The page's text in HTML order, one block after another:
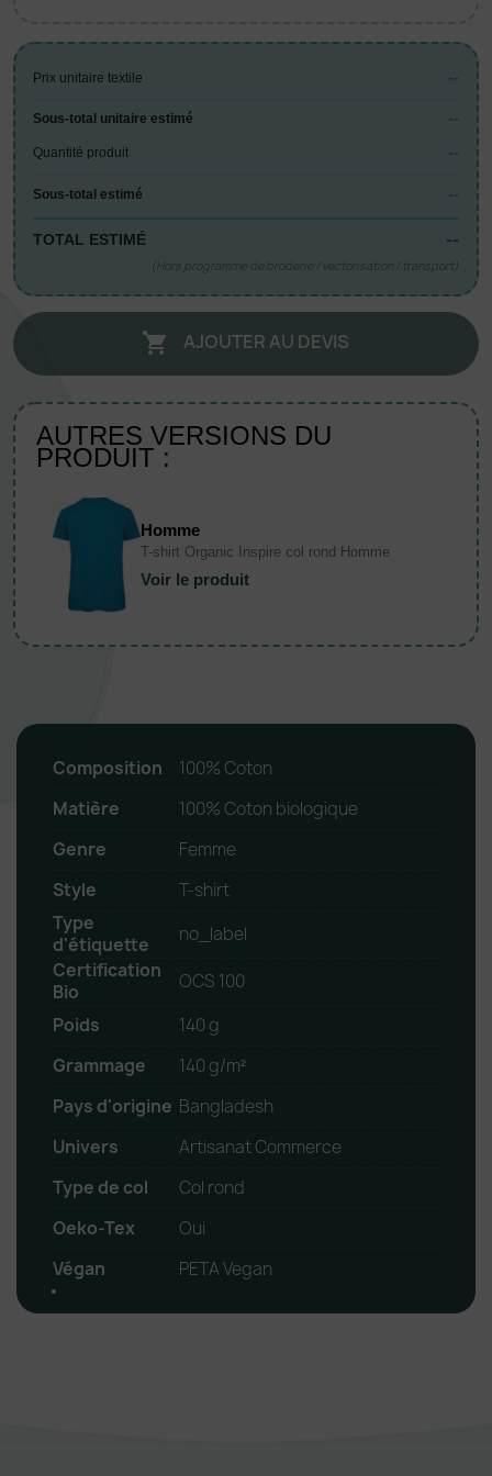
Prix unitaire textile --
Sous-total unitaire estimé --
Quantité produit --
Sous-total estimé --
TOTAL ESTIMÉ --
(Hors programme de broderie / vectorisation / transport)
 AJOUTER AU DEVIS
AUTRES VERSIONS DU
PRODUIT :
Homme
T-shirt Organic Inspire col rond Homme
Voir le produit
Composition
100% Coton
Matière
100% Coton biologique
Genre
Femme
Style
T-shirt
Type
d'étiquette
no_label
Certification
Bio
OCS 100
Poids
140 g
Grammage
140 g/m²
Pays d'origine Bangladesh
Univers
Artisanat Commerce
Type de col
Col rond
Oeko-Tex
Oui
Végan
PETA Vegan